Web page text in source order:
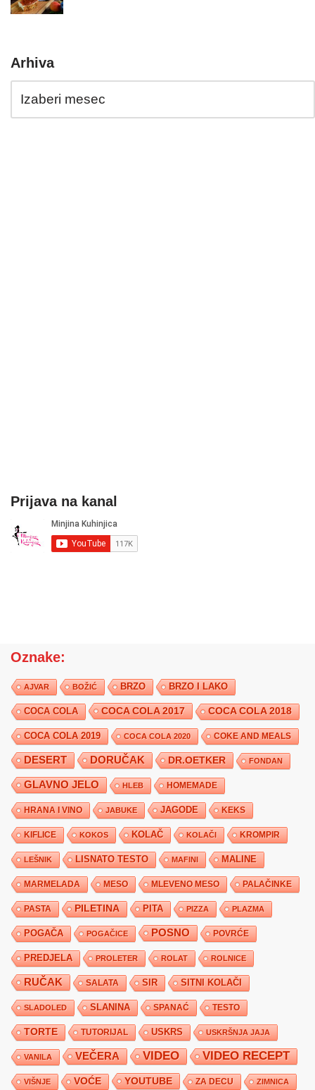
Arhiva
Prijava na kanal
Oznake:
AJVAR BOŽIĆ BRZO BRZO I LAKO
COCA COLA COCA COLA 2017 COCA COLA 2018
COCA COLA 2019 COCA COLA 2020 COKE AND MEALS
DESERT DORUČAK DR.OETKER FONDAN
GLAVNO JELO HLEB HOMEMADE
HRANA I VINO JABUKE JAGODE KEKS
KIFLICE KOKOS KOLAČ KOLAČI KROMPIR
LEŠNIK LISNATO TESTO MAFINI MALINE
MARMELADA MESO MLEVENO MESO PALAČINKE
PASTA PILETINA PITA PIZZA PLAZMA
POGAČA POGAČICE POSNO POVRĆE
PREDJELA PROLETER ROLAT ROLNICE
RUČAK SALATA SIR SITNI KOLAČI
SLADOLED SLANINA SPANAĆ TESTO
TORTE TUTORIJAL USKRS USKRŠNJA JAJA
VANILA VEČERA VIDEO VIDEO RECEPT
VIŠNJE VOĆE YOUTUBE ZA DECU ZIMNICA